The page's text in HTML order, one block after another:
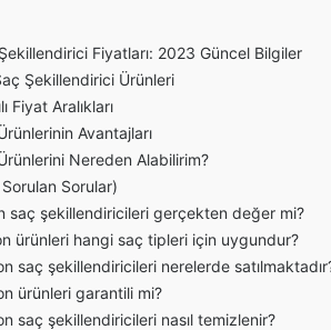
Fiyatları: 2023 Güncel Bilgiler
Şekillendirici Ürünleri
Fiyat Aralıkları
Avantajları
Nereden Alabilirim?
Sorulan Sorular)
saç şekillendiricileri gerçekten değer mi?
ürünleri hangi saç tipleri için uygundur?
saç şekillendiricileri nerelerde
ürünleri garantili mi?
saç şekillendiricileri nasıl temizlenir?